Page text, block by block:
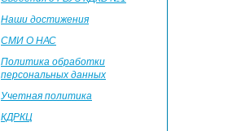
Наши достижения
СМИ О НАС
Политика обработки
персональных данных
Учетная политика
КДРКЦ